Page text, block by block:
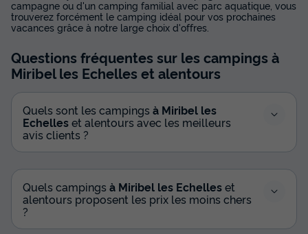
campagne ou d'un camping familial avec parc aquatique, vous
trouverez forcément le camping idéal pour vos prochaines
vacances grâce à notre large choix d'offres.
Questions fréquentes sur les campings à
Miribel les Echelles et alentours
Quels sont les campings à Miribel les
Echelleset alentours avec les meilleurs
avis clients ?
Quels campings à Miribel les Echelleset
alentours proposent les prix les moins chers
?